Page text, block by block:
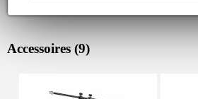
Accessoires (9)